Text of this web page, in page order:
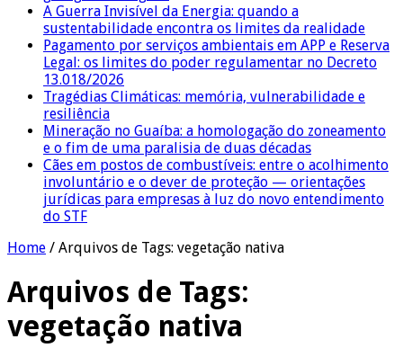
A Guerra Invisível da Energia: quando a
sustentabilidade encontra os limites da realidade
Pagamento por serviços ambientais em APP e Reserva
Legal: os limites do poder regulamentar no Decreto
13.018/2026
Tragédias Climáticas: memória, vulnerabilidade e
resiliência
Mineração no Guaíba: a homologação do zoneamento
e o fim de uma paralisia de duas décadas
Cães em postos de combustíveis: entre o acolhimento
involuntário e o dever de proteção — orientações
jurídicas para empresas à luz do novo entendimento
do STF
Home / Arquivos de Tags: vegetação nativa
Arquivos de Tags:
vegetação nativa